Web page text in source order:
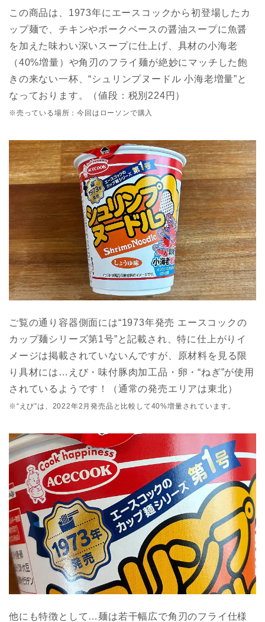
この商品は、1973年にエースコックから初登場したカ
ップ麺で、チキンやポークベースの醤油スープに魚醤
を加えた味わい深いスープに仕上げ、具材の小海老
（40%増量）や角刃のフライ麺が絶妙にマッチした飽
きの来ない一杯、“シュリンプヌードル 小海老増量”と
なっております。（値段：税別224円）
※売っている場所：今回はローソンで購入
ご覧の通り容器側面には“1973年発売 エースコックの
カップ麺シリーズ第1号”と記載され、特に仕上がりイ
メージは掲載されていないんですが、原材料を見る限
り具材には…えび・味付豚肉加工品・卵・“ねぎ”が使用
されているようです！（通常の発売エリアは東北）
※“えび”は、2022年2月発売品と比較して40%増量されています。
他にも特徴として…麺は若干幅広で角刃のフライ仕様